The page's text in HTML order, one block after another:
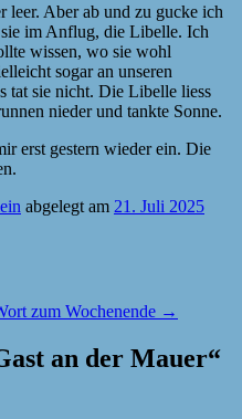
leer. Aber ab und zu gucke ich
im Anflug, die Libelle. Ich
wissen, wo sie wohl
sogar an unseren
tat sie nicht. Die Libelle liess
nieder und tankte Sonne.
erst gestern wieder ein. Die
abgelegt am 21. Juli 2025
zum Wochenende →
an der Mauer“